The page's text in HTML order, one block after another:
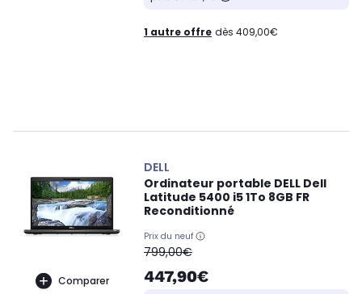
1 autre offre dès 409,00€
Comparer
DELL
Ordinateur portable DELL Dell
Latitude 5400 i5 1To 8GB FR
Reconditionné
Prix du neuf
oldPrice
799,00€
447,90€